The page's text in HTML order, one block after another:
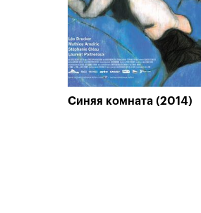
Синяя комната (2014)